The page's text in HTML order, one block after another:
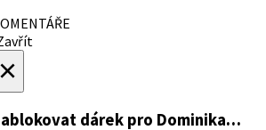
dárek pro Dominika…